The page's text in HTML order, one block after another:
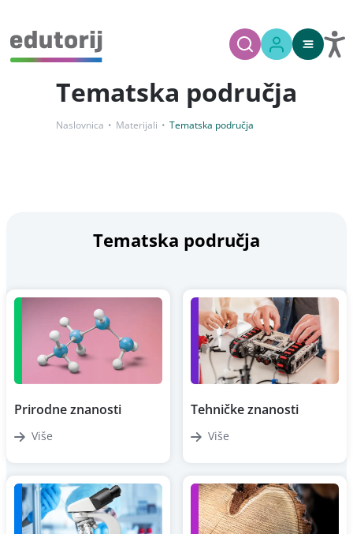
Tematska područja
Naslovnica Materijali Tematska područja
Tematska područja
Prirodne znanosti
Više
Tehničke znanosti
Više